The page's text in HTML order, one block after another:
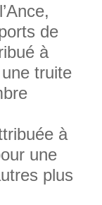
de
à
truite
à
une
plus